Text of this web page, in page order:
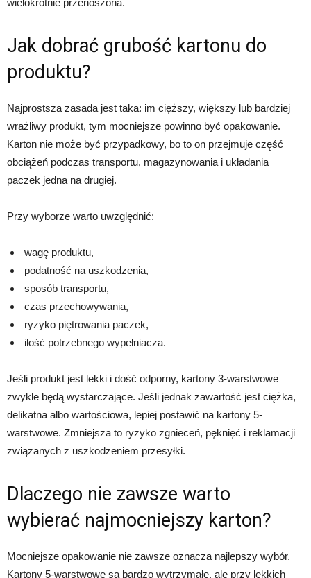
wielokrotnie przenoszona.
Jak dobrać grubość kartonu do
produktu?
Najprostsza zasada jest taka: im cięższy, większy lub bardziej
wrażliwy produkt, tym mocniejsze powinno być opakowanie.
Karton nie może być przypadkowy, bo to on przejmuje część
obciążeń podczas transportu, magazynowania i układania
paczek jedna na drugiej.
Przy wyborze warto uwzględnić:
wagę produktu,
podatność na uszkodzenia,
sposób transportu,
czas przechowywania,
ryzyko piętrowania paczek,
ilość potrzebnego wypełniacza.
Jeśli produkt jest lekki i dość odporny, kartony 3-warstwowe
zwykle będą wystarczające. Jeśli jednak zawartość jest ciężka,
delikatna albo wartościowa, lepiej postawić na kartony 5-
warstwowe. Zmniejsza to ryzyko zgnieceń, pęknięć i reklamacji
związanych z uszkodzeniem przesyłki.
Dlaczego nie zawsze warto
wybierać najmocniejszy karton?
Mocniejsze opakowanie nie zawsze oznacza najlepszy wybór.
Kartony 5-warstwowe są bardzo wytrzymałe, ale przy lekkich